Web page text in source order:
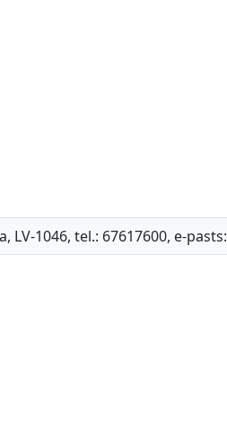
LV-1046, tel.: 67617600, e-pasts: